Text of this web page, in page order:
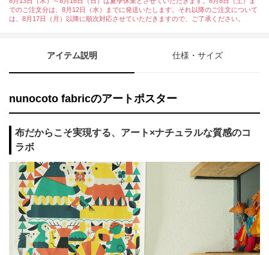
でのご注文分は、8月12日（水）までに発送いたします。それ以降のご注文について
は、8月17日（月）以降に順次対応させていただきますので、ご了承ください。
アイテム説明 仕様・サイズ
nunocoto fabricのアートポスター
布だからこそ実現する、アート×ナチュラルな質感のコ
ラボ